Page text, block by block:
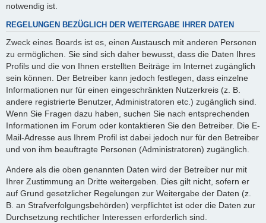
notwendig ist.
REGELUNGEN BEZÜGLICH DER WEITERGABE IHRER DATEN
Zweck eines Boards ist es, einen Austausch mit anderen Personen
zu ermöglichen. Sie sind sich daher bewusst, dass die Daten Ihres
Profils und die von Ihnen erstellten Beiträge im Internet zugänglich
sein können. Der Betreiber kann jedoch festlegen, dass einzelne
Informationen nur für einen eingeschränkten Nutzerkreis (z. B.
andere registrierte Benutzer, Administratoren etc.) zugänglich sind.
Wenn Sie Fragen dazu haben, suchen Sie nach entsprechenden
Informationen im Forum oder kontaktieren Sie den Betreiber. Die E-
Mail-Adresse aus Ihrem Profil ist dabei jedoch nur für den Betreiber
und von ihm beauftragte Personen (Administratoren) zugänglich.
Andere als die oben genannten Daten wird der Betreiber nur mit
Ihrer Zustimmung an Dritte weitergeben. Dies gilt nicht, sofern er
auf Grund gesetzlicher Regelungen zur Weitergabe der Daten (z.
B. an Strafverfolgungsbehörden) verpflichtet ist oder die Daten zur
Durchsetzung rechtlicher Interessen erforderlich sind.